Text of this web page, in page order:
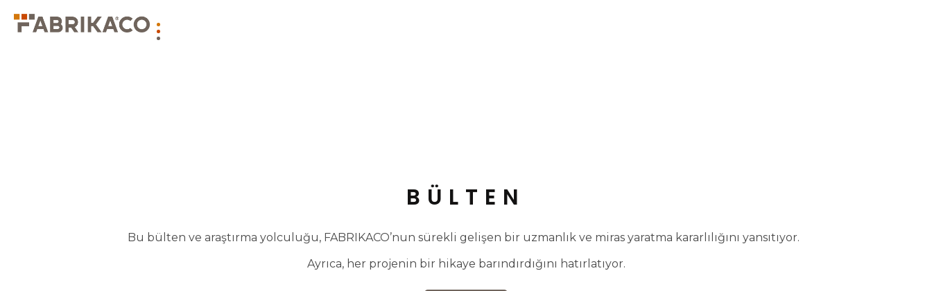
BÜLTEN
Bu bülten ve araştırma yolculuğu, FABRIKACO’nun sürekli gelişen bir uzmanlık ve miras yaratma kararlılığını yansıtıyor.
Ayrıca, her projenin bir hikaye barındırdığını hatırlatıyor.